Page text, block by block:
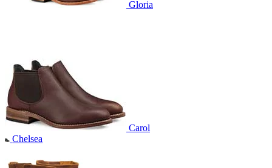
Gloria
Carol
Chelsea